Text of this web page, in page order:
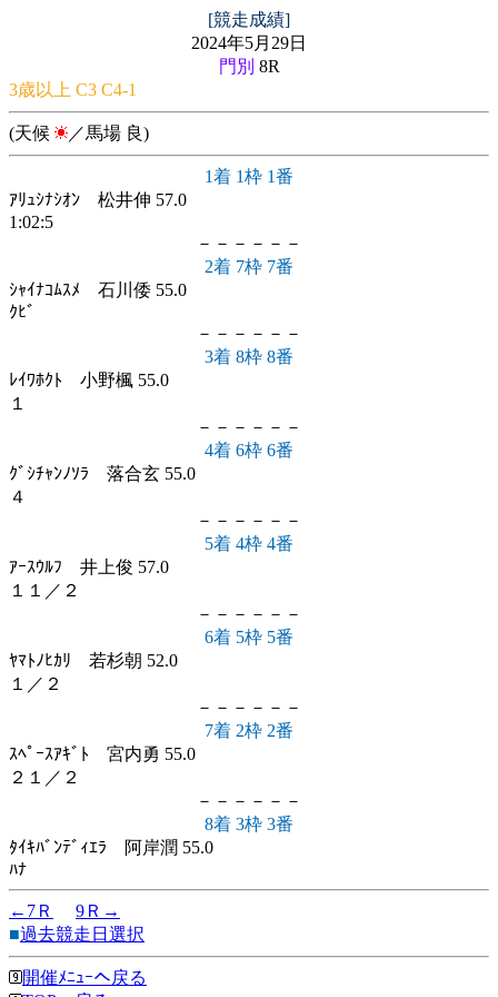
[競走成績]
2024年5月29日
門別 8R
3歳以上 C3 C4-1
(天候 ／馬場 良)
1着 1枠 1番
ｱﾘｭｼﾅｼｵﾝ 松井伸 57.0
1:02:5
－－－－－－
2着 7枠 7番
ｼｬｲﾅｺﾑｽﾒ 石川倭 55.0
ｸﾋﾞ
－－－－－－
3着 8枠 8番
ﾚｲﾜﾎｸﾄ 小野楓 55.0
１
－－－－－－
4着 6枠 6番
ｸﾞｼﾁｬﾝﾉｿﾗ 落合玄 55.0
４
－－－－－－
5着 4枠 4番
ｱｰｽｳﾙﾌ 井上俊 57.0
１１／２
－－－－－－
6着 5枠 5番
ﾔﾏﾄﾉﾋｶﾘ 若杉朝 52.0
１／２
－－－－－－
7着 2枠 2番
ｽﾍﾟｰｽｱｷﾞﾄ 宮内勇 55.0
２１／２
－－－－－－
8着 3枠 3番
ﾀｲｷﾊﾞﾝﾃﾞｨｴﾗ 阿岸潤 55.0
ﾊﾅ
←7Ｒ
9Ｒ→
■過去競走日選択
開催ﾒﾆｭｰへ戻る